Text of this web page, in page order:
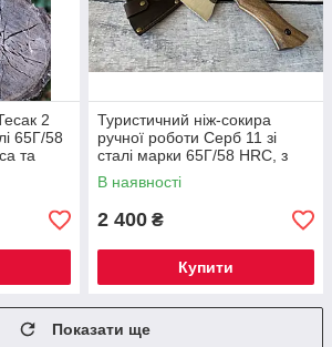
2
65Г/58
та
Туристичний ніж-сокира
ручної роботи Серб 11 зі
сталі марки 65Г/58 HRC, з
шкіряним чохлом у комплекті
В наявності
2 400 ₴
Купити
Показати ще